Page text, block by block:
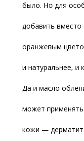
было. Но для
добавить вместо
оранжевым
и натуральнее, и
Да и масло
может
кожи —